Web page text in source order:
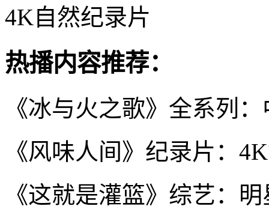
4K自然纪录片
热播内容推荐：
《冰与火之歌》全系列
《风味人间》纪录片：
《这就是灌篮》综艺：